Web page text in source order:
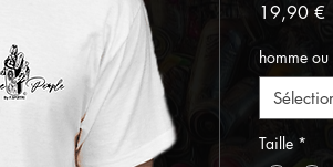
19,90 €
homme
Taille *